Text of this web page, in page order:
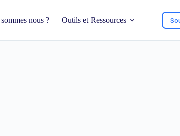
nous ? Outils et Ressources